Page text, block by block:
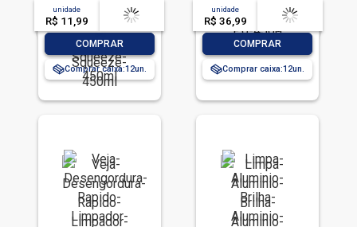
Squeeze 450ml
unidade
R$ 11,99
acima de
-- --,--un.
COMPRAR
Comprar caixa:12
unidade
R$ 36,99
acima de
-- --,--un.
COMPRAR
Comprar caixa:12